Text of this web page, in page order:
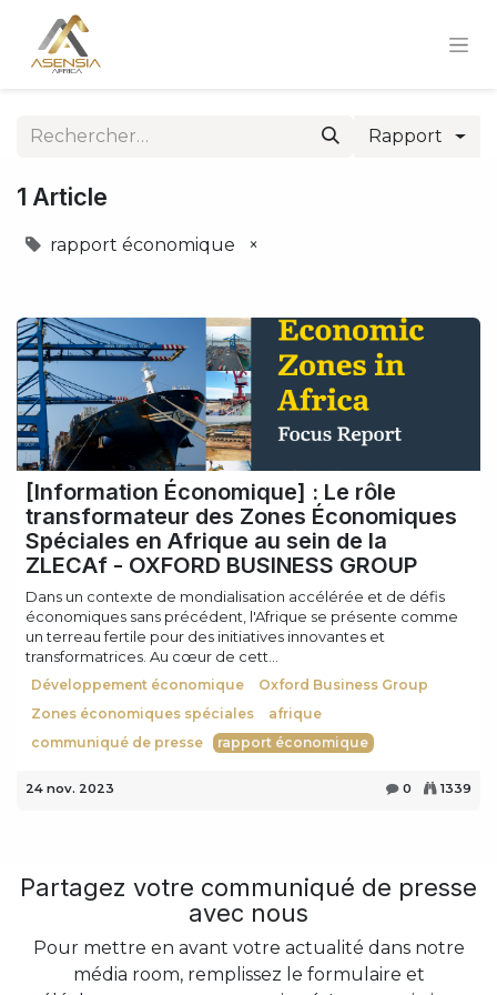
Rapport
1 Article
rapport économique ×
[Information Économique] : Le rôle
transformateur des Zones Économiques
Spéciales en Afrique au sein de la
ZLECAf - OXFORD BUSINESS GROUP
Dans un contexte de mondialisation accélérée et de défis
économiques sans précédent, l'Afrique se présente comme
un terreau fertile pour des initiatives innovantes et
transformatrices. Au cœur de cett...
Développement économique
Oxford Business Group
Zones économiques spéciales
afrique
communiqué de presse
rapport économique
24 nov. 2023 0 1339
Partagez votre communiqué de presse
avec nous
Pour mettre en avant votre actualité dans notre
média room, remplissez le formulaire et